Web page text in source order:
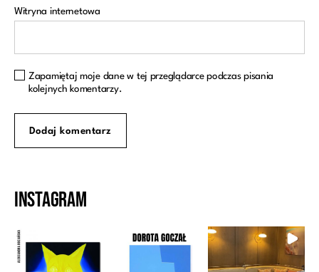
Witryna internetowa
Zapamiętaj moje dane w tej przeglądarce podczas pisania
kolejnych komentarzy.
Instagram